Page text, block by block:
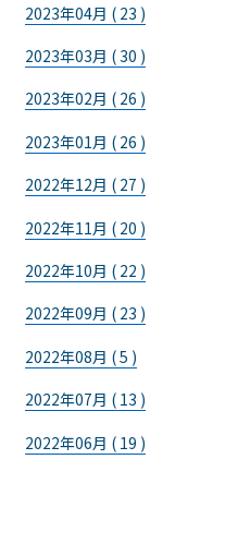
2023年04月 ( 23 )
2023年03月 ( 30 )
2023年02月 ( 26 )
2023年01月 ( 26 )
2022年12月 ( 27 )
2022年11月 ( 20 )
2022年10月 ( 22 )
2022年09月 ( 23 )
2022年08月 ( 5 )
2022年07月 ( 13 )
2022年06月 ( 19 )